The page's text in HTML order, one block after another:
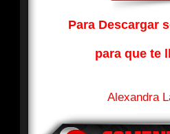
Para Descargar
para que te
Alexandra